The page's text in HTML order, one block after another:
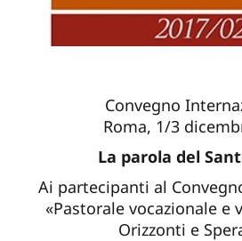
Convegno
Roma, 1/3
La parola del
Ai partecipanti al
«Pastorale vocazionale e
Orizzonti e